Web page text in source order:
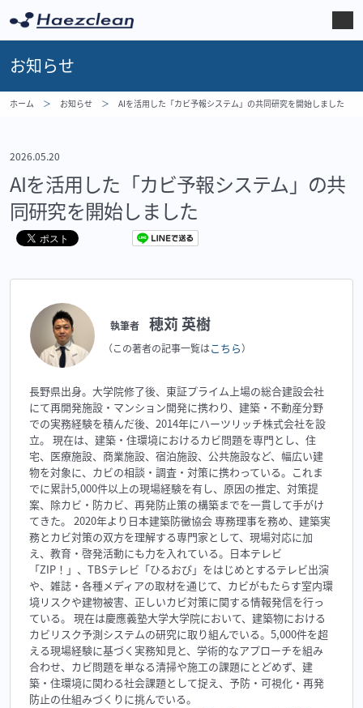
お知らせ
ホーム お知らせ AIを活用した「カビ予報システム」の共同研究を開始しました
2026.05.20
AIを活用した「カビ予報システム」の共
同研究を開始しました
執筆者 穂苅 英樹
（この著者の記事一覧はこちら）
長野県出身。大学院修了後、東証プライム上場の総合建設会社
にて再開発施設・マンション開発に携わり、建築・不動産分野
での実務経験を積んだ後、2014年にハーツリッチ株式会社を設
立。 現在は、建築・住環境におけるカビ問題を専門とし、住
宅、医療施設、商業施設、宿泊施設、公共施設など、幅広い建
物を対象に、カビの相談・調査・対策に携わっている。これま
でに累計5,000件以上の現場経験を有し、原因の推定、対策提
案、除カビ・防カビ、再発防止策の構築までを一貫して手がけ
てきた。 2020年より日本建築防黴協会 専務理事を務め、建築実
務とカビ対策の双方を理解する専門家として、現場対応に加
え、教育・啓発活動にも力を入れている。日本テレビ
「ZIP！」、TBSテレビ「ひるおび」をはじめとするテレビ出演
や、雑誌・各種メディアの取材を通じて、カビがもたらす室内環
境リスクや建物被害、正しいカビ対策に関する情報発信を行っ
ている。 現在は慶應義塾大学大学院において、建築物における
カビリスク予測システムの研究に取り組んでいる。5,000件を超
える現場経験に基づく実務知見と、学術的なアプローチを組み
合わせ、カビ問題を単なる清掃や施工の課題にとどめず、建
築・住環境に関わる社会課題として捉え、予防・可視化・再発
防止の仕組みづくりに挑んでいる。